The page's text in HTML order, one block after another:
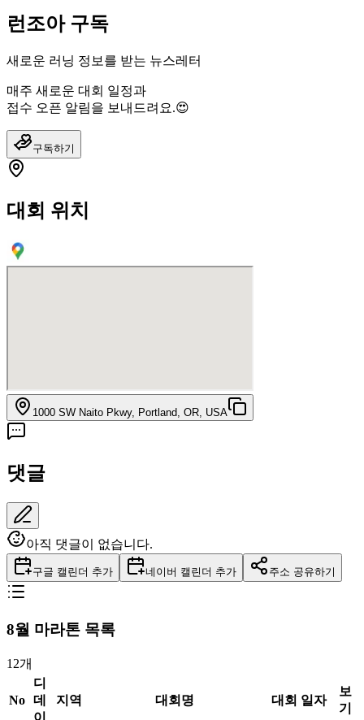
런조아 구독
새로운 러닝 정보를 받는 뉴스레터
매주 새로운 대회 일정과
접수 오픈 알림을 보내드려요.😍
구독하기
대회 위치
1000 SW Naito Pkwy, Portland, OR, USA
댓글
아직 댓글이 없습니다.
구글 캘린더 추가 네이버 캘린더 추가 주소 공유하기
8월 마라톤 목록
12개
No
디
데
지역 대회명 대회 일자
보
기